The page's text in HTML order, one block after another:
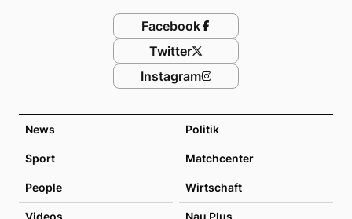
News Politik
Sport Matchcenter
People Wirtschaft
Videos Nau Plus
Facebook
Twitter
Instagram